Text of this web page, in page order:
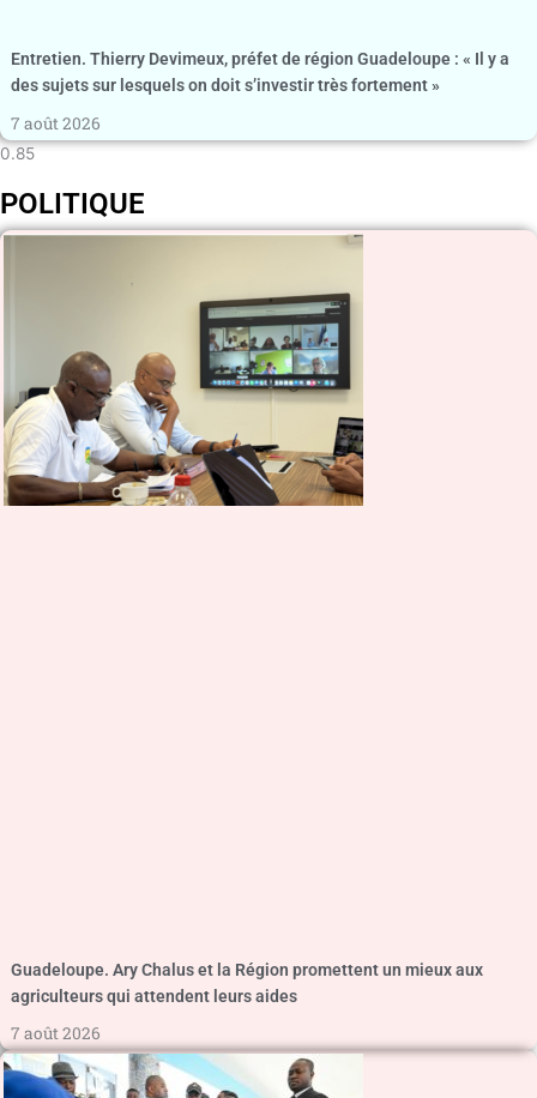
Entretien. Thierry Devimeux, préfet de région Guadeloupe : « Il y a
des sujets sur lesquels on doit s’investir très fortement »
7 août 2026
POLITIQUE
Guadeloupe. Ary Chalus et la Région promettent un mieux aux
agriculteurs qui attendent leurs aides
7 août 2026